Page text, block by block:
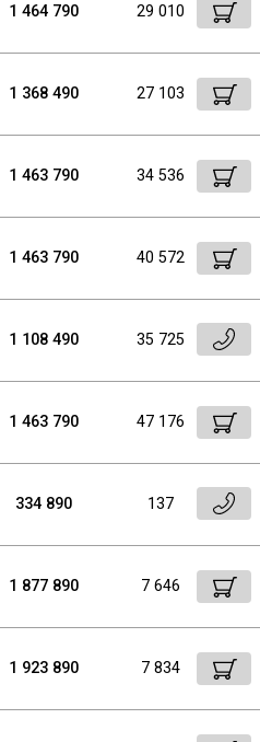
1 464 790 29 010
1 368 490 27 103
1 463 790 34 536
1 463 790 40 572
1 108 490 35 725
1 463 790 47 176
334 890 137
1 877 890 7 646
1 923 890 7 834